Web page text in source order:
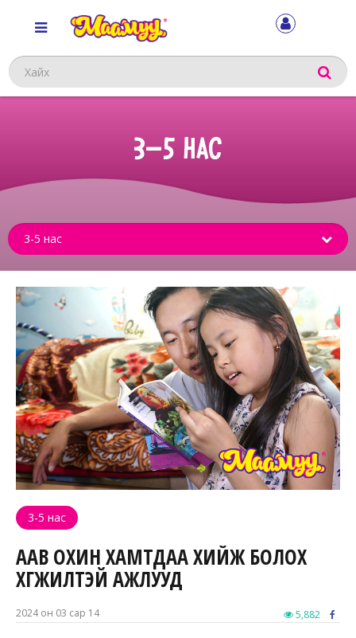
Хайх
3-5 НАС
3-5 нас
ААВ ОХИН ХАМТДАА ХИЙЖ БОЛОХ
ХӨГЖИЛТЭЙ АЖЛУУД
2024 он 03 сар 14 5,882